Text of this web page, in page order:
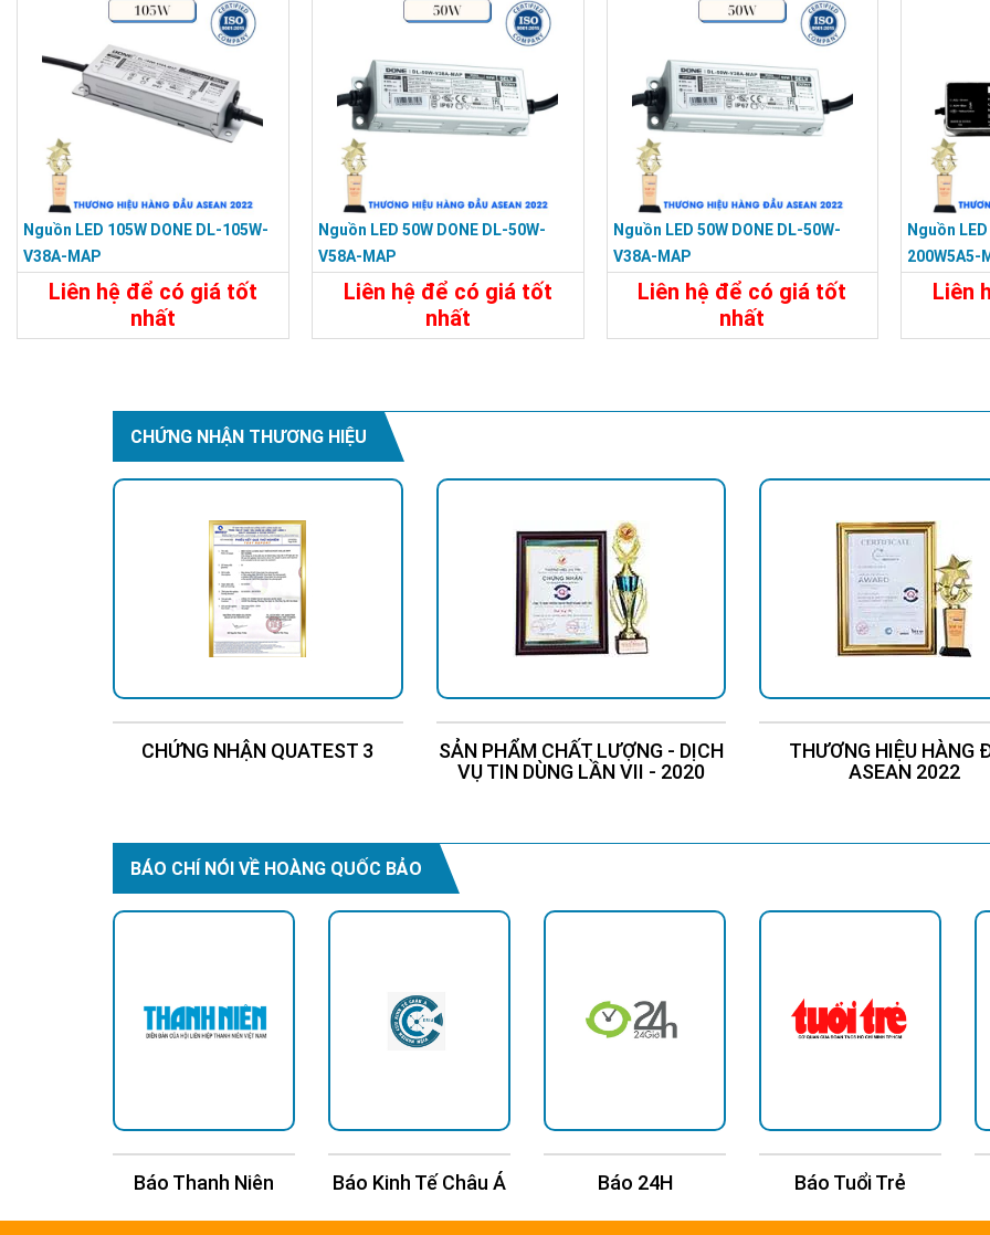
Nguồn LED 105W DONE DL-105W-
V38A-MAP
Liên hệ để có giá tốt
nhất
Nguồn LED 50W DONE DL-50W-
V58A-MAP
Liên hệ để có giá tốt
nhất
Nguồn LED 50W DONE DL-50W-
V38A-MAP
Liên hệ để có giá tốt
nhất
Nguồn
200W5A5-
Liên
CHỨNG NHẬN THƯƠNG HIỆU
CHỨNG NHẬN QUATEST 3
SẢN PHẨM CHẤT LƯỢNG - DỊCH
VỤ TIN DÙNG LẦN VII - 2020
THƯƠNG HIỆU HÀNG
ASEAN 2022
BÁO CHÍ NÓI VỀ HOÀNG QUỐC BẢO
Báo Thanh Niên Báo Kinh Tế Châu Á Báo 24H Báo Tuổi Trẻ